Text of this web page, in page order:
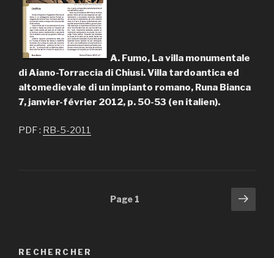
A. Fumo, La villa monumentale
di Aiano-Torraccia di Chiusi. Villa tardoantica ed
altomedievale di un impianto romano, Runa Bianca
7, janvier-février 2012, p. 50-53 (en italien).
PDF : RB-5-2011
Page 1
RECHERCHER